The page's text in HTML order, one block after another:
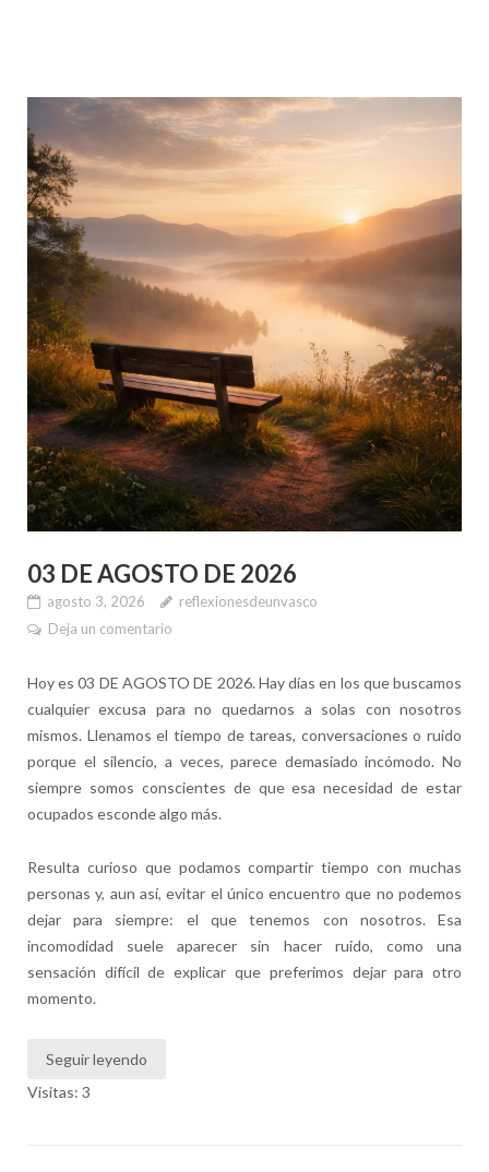
03 DE AGOSTO DE 2026
agosto 3, 2026
reflexionesdeunvasco
Deja un comentario
Hoy es 03 DE AGOSTO DE 2026. Hay días en los que buscamos
cualquier excusa para no quedarnos a solas con nosotros
mismos. Llenamos el tiempo de tareas, conversaciones o ruido
porque el silencio, a veces, parece demasiado incómodo. No
siempre somos conscientes de que esa necesidad de estar
ocupados esconde algo más.
Resulta curioso que podamos compartir tiempo con muchas
personas y, aun así, evitar el único encuentro que no podemos
dejar para siempre: el que tenemos con nosotros. Esa
incomodidad suele aparecer sin hacer ruido, como una
sensación difícil de explicar que preferimos dejar para otro
momento.
Seguir leyendo
Visitas: 3